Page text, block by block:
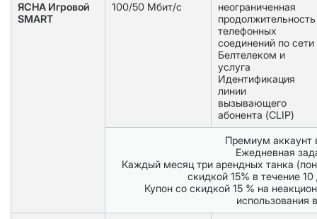
ЯСНА Игровой
SMART
100/50 Мбит/с
неограниченная
продолжительность
телефонных
соединений по сети
Белтелеком и
услуга
Идентификация
линии
вызывающего
абонента (CLIP)
Премиум аккаунт
Ежедневная
Каждый месяц три арендных танка
скидкой 15% в течение
Купон со скидкой 15 % на
использования